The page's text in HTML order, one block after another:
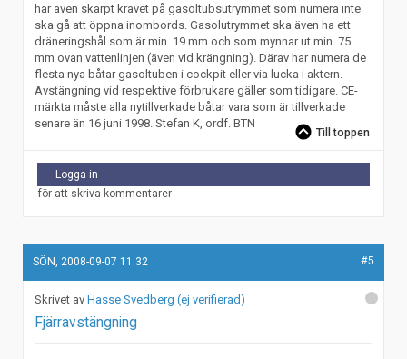
har även skärpt kravet på gasoltubsutrymmet som numera inte
ska gå att öppna inombords. Gasolutrymmet ska även ha ett
dräneringshål som är min. 19 mm och som mynnar ut min. 75
mm ovan vattenlinjen (även vid krängning). Därav har numera de
flesta nya båtar gasoltuben i cockpit eller via lucka i aktern.
Avstängning vid respektive förbrukare gäller som tidigare. CE-
märkta måste alla nytillverkade båtar vara som är tillverkade
senare än 16 juni 1998. Stefan K, ordf. BTN
Till toppen
Logga in
för att skriva kommentarer
SÖN, 2008-09-07 11:32 #5
Hasse Svedberg (ej verifierad)
Fjärravstängning